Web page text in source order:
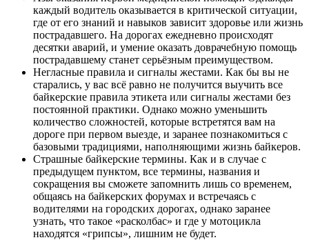
каждый водитель оказывается в критической ситуации,
где от его знаний и навыков зависит здоровье или жизнь
пострадавшего. На дорогах ежедневно происходят
десятки аварий, и умение оказать доврачебную помощь
пострадавшему станет серьёзным преимуществом.
Негласные правила и сигналы жестами. Как бы вы не
старались, у вас всё равно не получится выучить все
байкерские правила этикета или сигналы жестами без
постоянной практики. Однако можно уменьшить
количество сложностей, которые встретятся вам на
дороге при первом выезде, и заранее познакомиться с
базовыми традициями, наполняющими жизнь байкеров.
Страшные байкерские термины. Как и в случае с
предыдущем пунктом, все термины, названия и
сокращения вы сможете запомнить лишь со временем,
общаясь на байкерских форумах и встречаясь с
водителями на городских дорогах, однако заранее
узнать, что такое «расколбас» и где у мотоцикла
находятся «грипсы», лишним не будет.